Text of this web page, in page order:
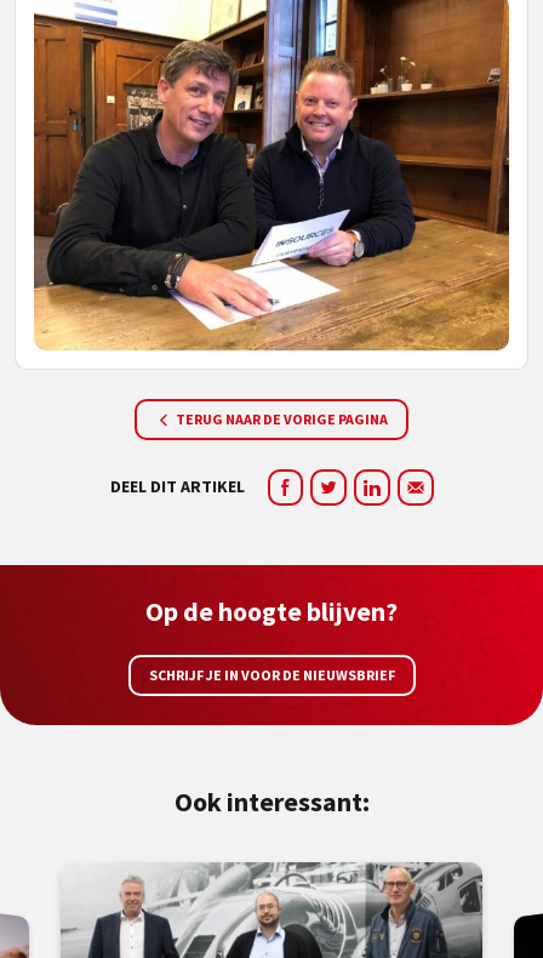
TERUG NAAR DE VORIGE PAGINA
DEEL DIT ARTIKEL
Op de hoogte blijven?
SCHRIJF JE IN VOOR DE NIEUWSBRIEF
Ook interessant: